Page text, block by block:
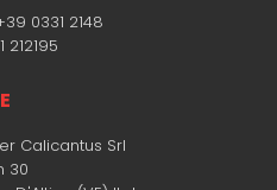
0331 2148
212195
Calicantus Srl
30